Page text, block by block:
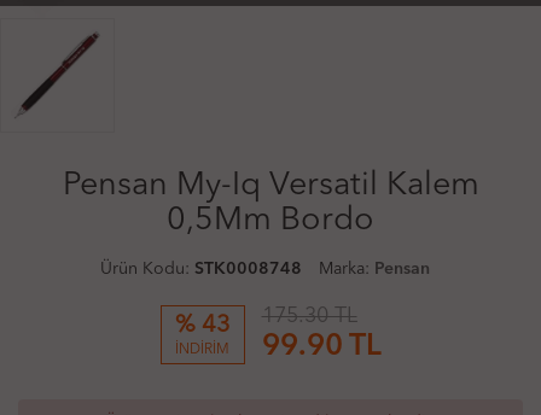
Pensan My-Iq Versatil Kalem
0,5Mm Bordo
Ürün Kodu: STK0008748 Marka: Pensan
% 43
İNDİRİM
175.30 TL
99.90 TL